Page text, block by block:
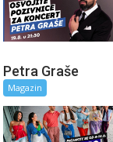
Petra Graše
Magazin